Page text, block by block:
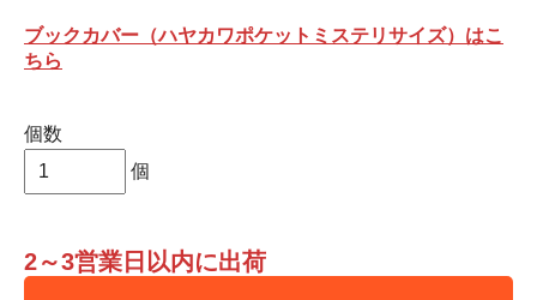
ブックカバー（ハヤカワポケットミステリサイズ）はこ
ちら
個数
個
2～3営業日以内に出荷